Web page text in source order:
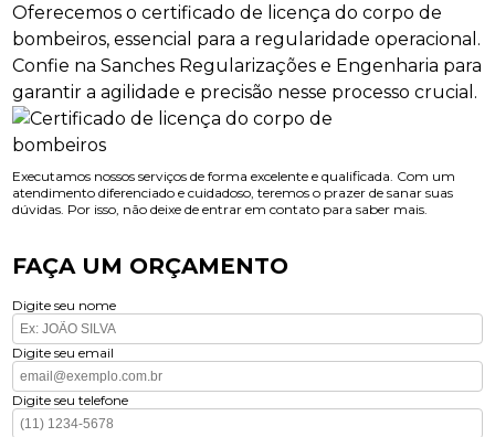
Oferecemos o certificado de licença do corpo de
bombeiros, essencial para a regularidade operacional.
Confie na Sanches Regularizações e Engenharia para
garantir a agilidade e precisão nesse processo crucial.
Executamos nossos serviços de forma excelente e qualificada. Com um
atendimento diferenciado e cuidadoso, teremos o prazer de sanar suas
dúvidas. Por isso, não deixe de entrar em contato para saber mais.
FAÇA UM ORÇAMENTO
Digite seu nome
Digite seu email
Digite seu telefone